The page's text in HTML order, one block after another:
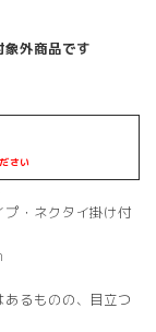
外商品です
さい
プ・ネクタイ掛け付
るものの、目立つ